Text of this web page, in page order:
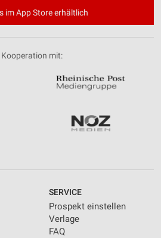
im App Store erhältlich
Kooperation mit:
SERVICE
Prospekt einstellen
Verlage
FAQ